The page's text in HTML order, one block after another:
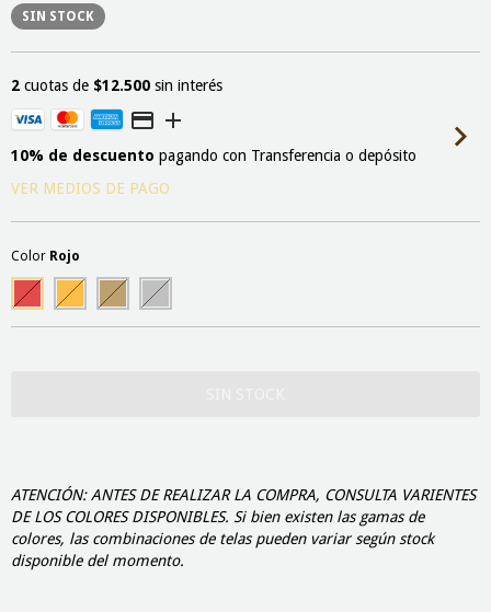
SIN STOCK
2 cuotas de $12.500 sin interés
10% de descuento pagando con Transferencia o depósito
VER MEDIOS DE PAGO
Color Rojo
ATENCIÓN: ANTES DE REALIZAR LA COMPRA, CONSULTA VARIENTES
DE LOS COLORES DISPONIBLES. Si bien existen las gamas de
colores, las combinaciones de telas pueden variar según stock
disponible del momento.